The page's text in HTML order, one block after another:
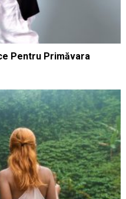
Pentru Primăvara